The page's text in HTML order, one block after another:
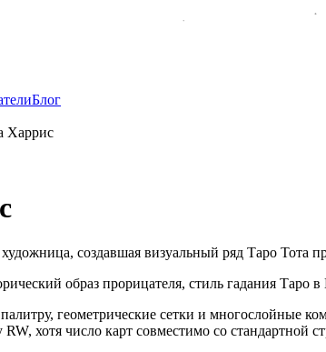
Блог
Харрис
создавшая визуальный ряд Таро Тота
геометрические сетки и многослойные
хотя число карт совместимо со стандартной